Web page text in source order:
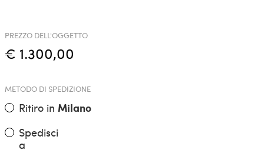
PREZZO DELL'OGGETTO
€ 1.300,00
METODO DI SPEDIZIONE
Ritiro in Milano
Spedisci
a